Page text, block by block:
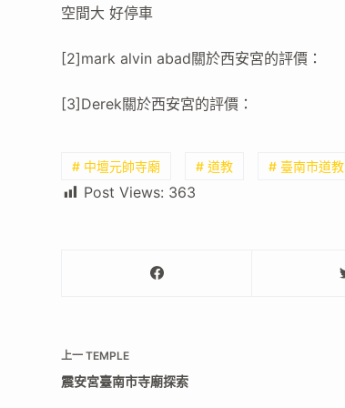
空間大 好停車
[2]mark alvin abad關於西安宮的評價：
[3]Derek關於西安宮的評價：
# 中壇元帥寺廟 # 道教 # 臺南市道教
Post Views: 363
上一TEMPLE
震安宮臺南市寺廟探索